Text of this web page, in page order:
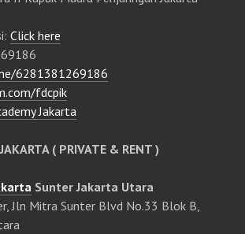
Click here
6281381269186
fdcpik
Jakarta
( PRIVATE & RENT )
Sunter Jakarta Utara
Jln Mitra Sunter Blvd No.33 Blok B,